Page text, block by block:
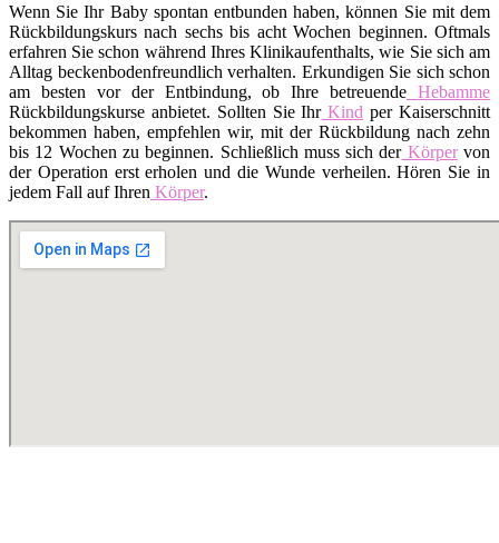
Wenn Sie Ihr Baby spontan entbunden haben, können Sie mit dem
Rückbildungskurs nach sechs bis acht Wochen beginnen. Oftmals
erfahren Sie schon während Ihres Klinikaufenthalts, wie Sie sich am
Alltag beckenbodenfreundlich verhalten. Erkundigen Sie sich schon
am besten vor der Entbindung, ob Ihre betreuende Hebamme
Rückbildungskurse anbietet. Sollten Sie IhrKind per Kaiserschnitt
bekommen haben, empfehlen wir, mit der Rückbildung nach zehn
bis 12 Wochen zu beginnen. Schließlich muss sich derKörpervon
der Operation erst erholen und die Wunde verheilen. Hören Sie in
jedem Fall auf Ihren Körper.